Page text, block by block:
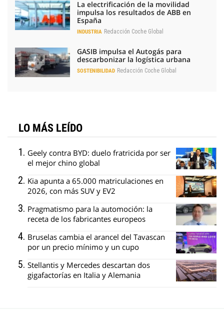
La electrificación de la movilidad
impulsa los resultados de ABB en
España
INDUSTRIA Redacción Coche Global
GASIB impulsa el Autogás para
descarbonizar la logística urbana
SOSTENIBILIDAD Redacción Coche Global
LO MÁS LEÍDO
Geely contra BYD: duelo fratricida por ser
el mejor chino global
Kia apunta a 65.000 matriculaciones en
2026, con más SUV y EV2
Pragmatismo para la automoción: la
receta de los fabricantes europeos
Bruselas cambia el arancel del Tavascan
por un precio mínimo y un cupo
Stellantis y Mercedes descartan dos
gigafactorías en Italia y Alemania